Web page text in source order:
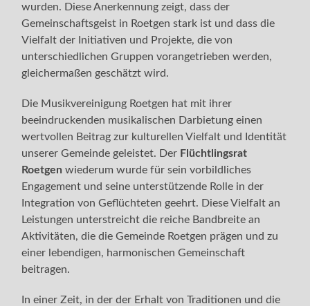
wurden. Diese Anerkennung zeigt, dass der
Gemeinschaftsgeist in Roetgen stark ist und dass die
Vielfalt der Initiativen und Projekte, die von
unterschiedlichen Gruppen vorangetrieben werden,
gleichermaßen geschätzt wird.
Die Musikvereinigung Roetgen hat mit ihrer
beeindruckenden musikalischen Darbietung einen
wertvollen Beitrag zur kulturellen Vielfalt und Identität
unserer Gemeinde geleistet. Der Flüchtlingsrat
Roetgen wiederum wurde für sein vorbildliches
Engagement und seine unterstützende Rolle in der
Integration von Geflüchteten geehrt. Diese Vielfalt an
Leistungen unterstreicht die reiche Bandbreite an
Aktivitäten, die die Gemeinde Roetgen prägen und zu
einer lebendigen, harmonischen Gemeinschaft
beitragen.
In einer Zeit, in der der Erhalt von Traditionen und die